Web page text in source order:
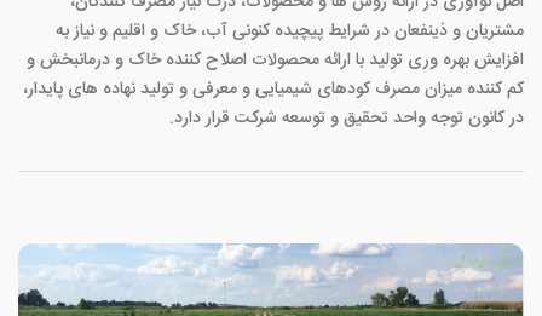
مشتریان و ذینفعان در شرایط پیچیده کنونی آب، خاک و اقلیم و نیاز به
افزایش بهره وری تولید با ارائه محصولات اصلاح کننده خاک و درمانبخش و
کم کننده میزان مصرف کودهای شیمیایی و معرفی و تولید نهاده های پایدار،
در کانون توجه واحد تحقیق و توسعه شرکت قرار دارد.